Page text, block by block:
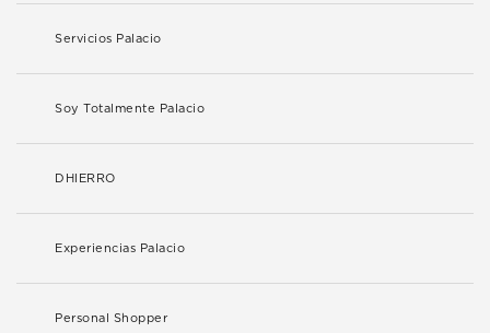
Servicios Palacio
Soy Totalmente Palacio
DHIERRO
Experiencias Palacio
Personal Shopper